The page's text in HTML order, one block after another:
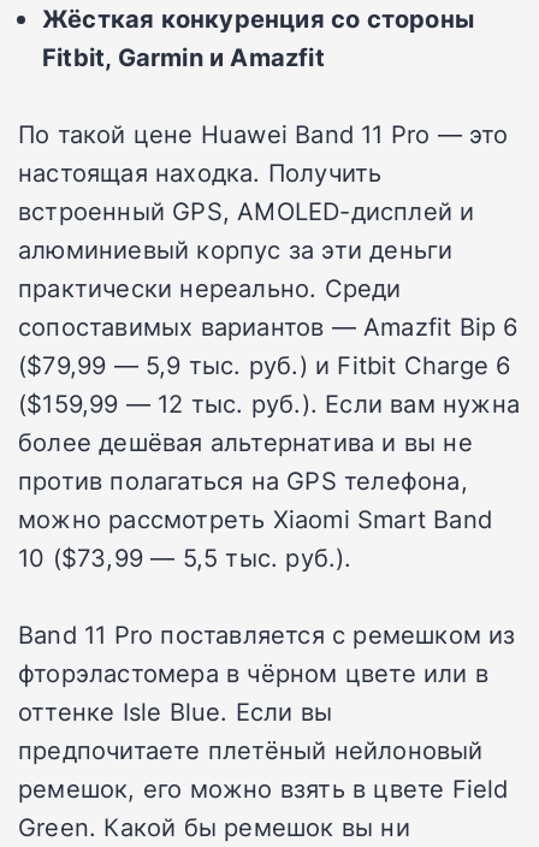
Жёсткая конкуренция со стороны
Fitbit, Garmin и Amazfit
По такой цене Huawei Band 11 Pro — это
настоящая находка. Получить
встроенный GPS, AMOLED-дисплей и
алюминиевый корпус за эти деньги
практически нереально. Среди
сопоставимых вариантов — Amazfit Bip 6
($79,99 — 5,9 тыс. руб.) и Fitbit Charge 6
($159,99 — 12 тыс. руб.). Если вам нужна
более дешёвая альтернатива и вы не
против полагаться на GPS телефона,
можно рассмотреть Xiaomi Smart Band
10 ($73,99 — 5,5 тыс. руб.).
Band 11 Pro поставляется с ремешком из
фторэластомера в чёрном цвете или в
оттенке Isle Blue. Если вы
предпочитаете плетёный нейлоновый
ремешок, его можно взять в цвете Field
Green. Какой бы ремешок вы ни